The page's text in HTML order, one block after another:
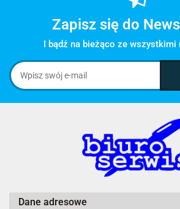
Zapisz się do
I bądź na bieżąco ze wszystkimi
Dane adresowe